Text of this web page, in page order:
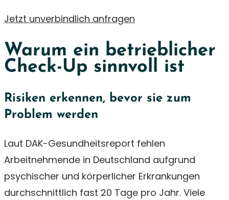
Jetzt unverbindlich anfragen
Warum ein betrieblicher
Check-Up sinnvoll ist
Risiken erkennen, bevor sie zum
Problem werden
Laut DAK-Gesundheitsreport fehlen
Arbeitnehmende in Deutschland aufgrund
psychischer und körperlicher Erkrankungen
durchschnittlich fast 20 Tage pro Jahr. Viele